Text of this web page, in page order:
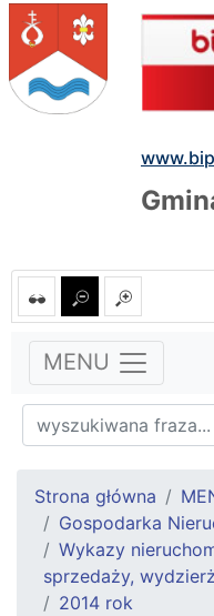
MENU
Strona główna
Gospodarka
Wykazy
sprzedaży,
2014 rok